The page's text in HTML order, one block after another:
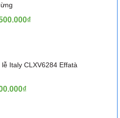
lễ Italy CLXV6284 Effatà